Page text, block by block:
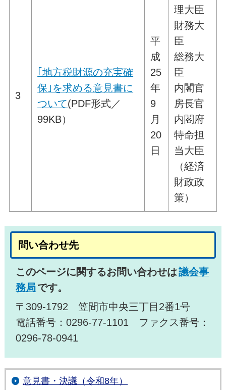
3
｢地方税財源の充実確
保｣を求める意見書に
ついて(PDF形式／
99KB）
平
成
25
年
9
月
20
日
理大臣
財務大
臣
総務大
臣
内閣官
房長官
内閣府
特命担
当大臣
（経済
財政政
策）
問い合わせ先
このページに関するお問い合わせは議会事
務局です。
〒309-1792 笠間市中央三丁目2番1号
電話番号：0296-77-1101 ファクス番号：
0296-78-0941
意見書・決議（令和8年）